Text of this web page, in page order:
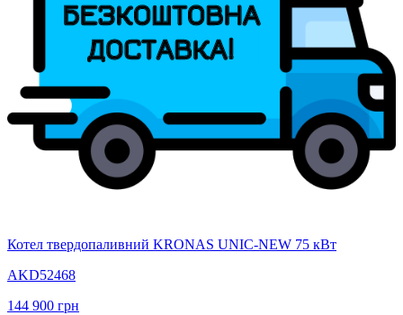
Котел твердопаливний KRONAS UNIC-NEW 75 кВт
AKD52468
144 900 грн